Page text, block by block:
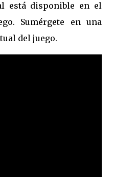
está disponible en el
Sumérgete en una
del juego.